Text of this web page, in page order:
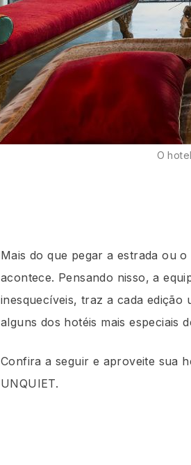
O
Mais do que pegar a estrada ou
acontece. Pensando nisso, a
inesquecíveis, traz a cada edição
alguns dos hotéis mais especiais
Confira a seguir e aproveite sua
UNQUIET.